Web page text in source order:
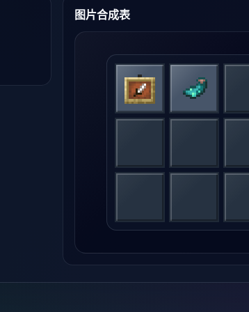
图片合成表